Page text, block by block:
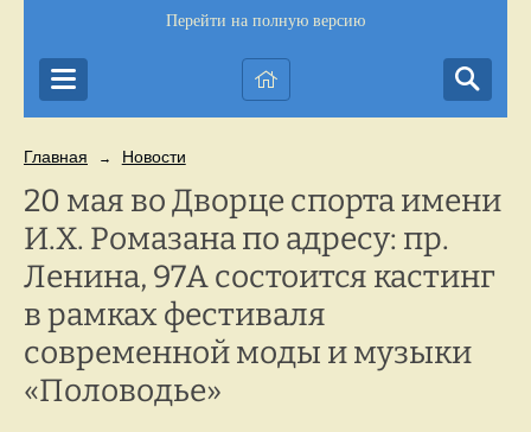
Перейти на полную версию
Главная → Новости
20 мая во Дворце спорта имени
И.Х. Ромазана по адресу: пр.
Ленина, 97А состоится кастинг
в рамках фестиваля
современной моды и музыки
«Половодье»